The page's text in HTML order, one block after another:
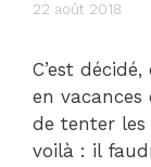
22 août 2018
C’est
en vacances
de tenter les
voilà : il